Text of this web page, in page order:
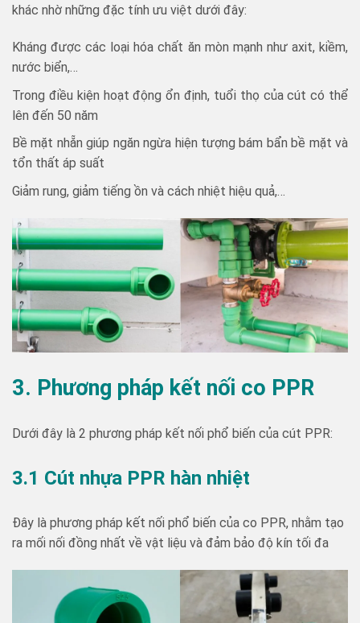
khác nhờ những đặc tính ưu việt dưới đây:
Kháng được các loại hóa chất ăn mòn mạnh như axit, kiềm,
nước biển,…
Trong điều kiện hoạt động ổn định, tuổi thọ của cút có thể
lên đến 50 năm
Bề mặt nhẵn giúp ngăn ngừa hiện tượng bám bẩn bề mặt và
tổn thất áp suất
Giảm rung, giảm tiếng ồn và cách nhiệt hiệu quả,…
3. Phương pháp kết nối co PPR
Dưới đây là 2 phương pháp kết nối phổ biến của cút PPR:
3.1 Cút nhựa PPR hàn nhiệt
Đây là phương pháp kết nối phổ biến của co PPR, nhằm tạo
ra mối nối đồng nhất về vật liệu và đảm bảo độ kín tối đa